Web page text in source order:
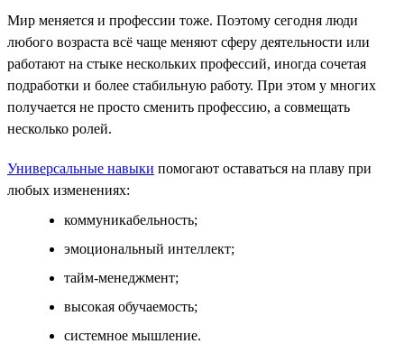
Мир меняется и профессии тоже. Поэтому сегодня люди
любого возраста всё чаще меняют сферу деятельности или
работают на стыке нескольких профессий, иногда сочетая
подработки и более стабильную работу. При этом у многих
получается не просто сменить профессию, а совмещать
несколько ролей.
Универсальные навыки помогают оставаться на плаву при
любых изменениях:
коммуникабельность;
эмоциональный интеллект;
тайм-менеджмент;
высокая обучаемость;
системное мышление.